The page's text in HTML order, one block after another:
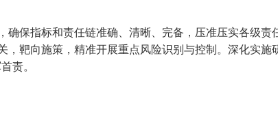
确保指标和责任链准确、清晰、完备，压准压实各级
，靶向施策，精准开展重点风险识别与控制。深化实
责。